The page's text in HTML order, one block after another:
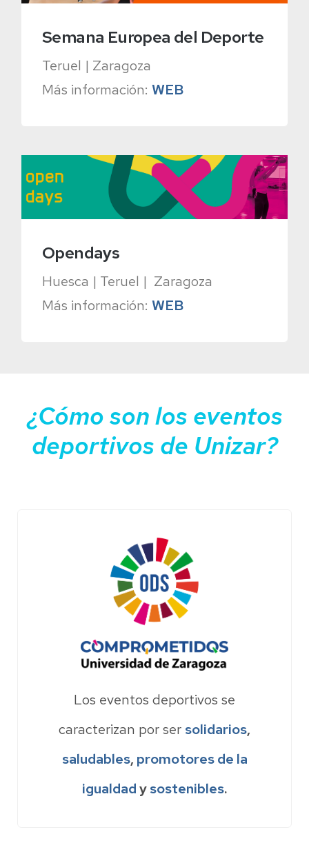
Semana Europea del Deporte
Teruel | Zaragoza
Más información: WEB
Opendays
Huesca | Teruel | Zaragoza
Más información: WEB
¿Cómo son los eventos
deportivos de Unizar?
Los eventos deportivos se
caracterizan por ser solidarios,
saludables, promotores de la
igualdadysostenibles.